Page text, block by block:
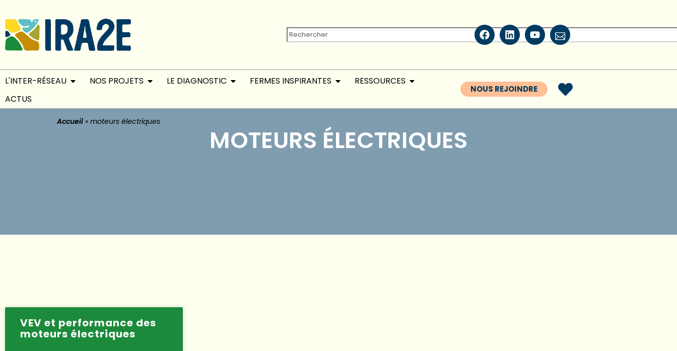
L'INTER-RÉSEAU NOS PROJETS LE DIAGNOSTIC FERMES INSPIRANTES
RESSOURCES
ACTUS
NOUS REJOINDRE
Accueil »moteurs électriques
MOTEURS ÉLECTRIQUES
VEV et performance des
moteurs électriques